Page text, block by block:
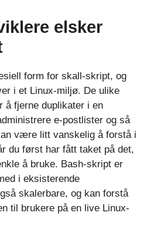
elsker
form for skall-skript, og
i et Linux-miljø. De ulike
å fjerne duplikater i en
e-postlister og så
være litt vanskelig å forstå i
du først har fått taket på det,
å bruke. Bash-skript er
i eksisterende
skalerbare, og kan forstå
til brukere på en live Linux-